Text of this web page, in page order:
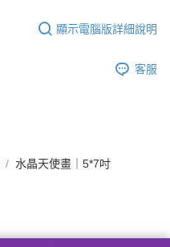
顯示電腦版詳細說明
客服
水晶天使畫｜5*7吋